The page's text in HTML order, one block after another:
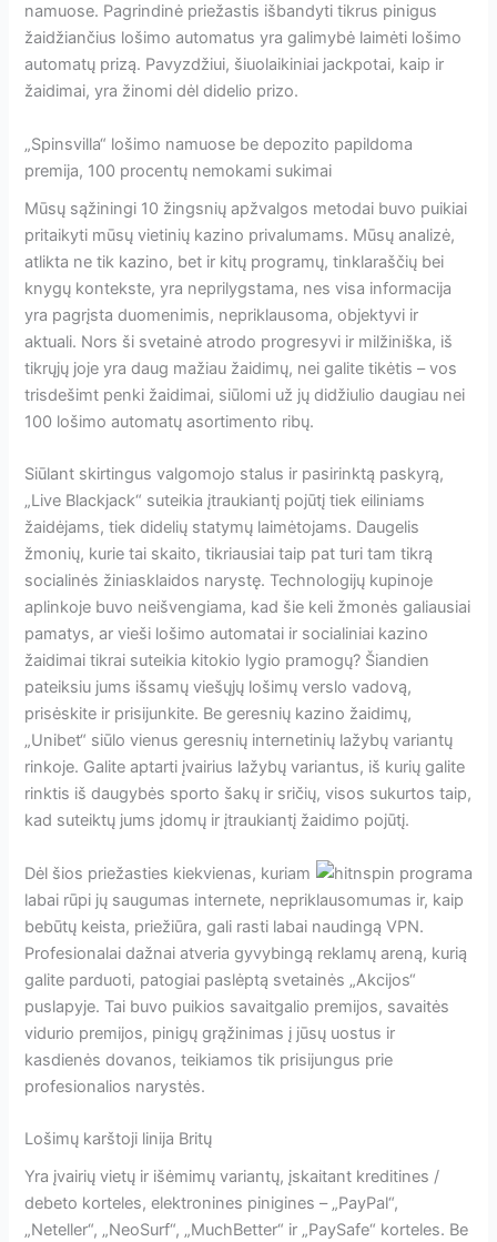
namuose. Pagrindinė priežastis išbandyti tikrus pinigus
žaidžiančius lošimo automatus yra galimybė laimėti lošimo
automatų prizą. Pavyzdžiui, šiuolaikiniai jackpotai, kaip ir
žaidimai, yra žinomi dėl didelio prizo.
„Spinsvilla“ lošimo namuose be depozito papildoma
premija, 100 procentų nemokami sukimai
Mūsų sąžiningi 10 žingsnių apžvalgos metodai buvo puikiai
pritaikyti mūsų vietinių kazino privalumams. Mūsų analizė,
atlikta ne tik kazino, bet ir kitų programų, tinklaraščių bei
knygų kontekste, yra neprilygstama, nes visa informacija
yra pagrįsta duomenimis, nepriklausoma, objektyvi ir
aktuali. Nors ši svetainė atrodo progresyvi ir milžiniška, iš
tikrųjų joje yra daug mažiau žaidimų, nei galite tikėtis – vos
trisdešimt penki žaidimai, siūlomi už jų didžiulio daugiau nei
100 lošimo automatų asortimento ribų.
Siūlant skirtingus valgomojo stalus ir pasirinktą paskyrą,
„Live Blackjack“ suteikia įtraukiantį pojūtį tiek eiliniams
žaidėjams, tiek didelių statymų laimėtojams. Daugelis
žmonių, kurie tai skaito, tikriausiai taip pat turi tam tikrą
socialinės žiniasklaidos narystę. Technologijų kupinoje
aplinkoje buvo neišvengiama, kad šie keli žmonės galiausiai
pamatys, ar vieši lošimo automatai ir socialiniai kazino
žaidimai tikrai suteikia kitokio lygio pramogų? Šiandien
pateiksiu jums išsamų viešųjų lošimų verslo vadovą,
prisėskite ir prisijunkite. Be geresnių kazino žaidimų,
„Unibet“ siūlo vienus geresnių internetinių lažybų variantų
rinkoje. Galite aptarti įvairius lažybų variantus, iš kurių galite
rinktis iš daugybės sporto šakų ir sričių, visos sukurtos taip,
kad suteiktų jums įdomų ir įtraukiantį žaidimo pojūtį.
Dėl šios priežasties kiekvienas, kuriam
labai rūpi jų saugumas internete, nepriklausomumas ir, kaip
bebūtų keista, priežiūra, gali rasti labai naudingą VPN.
Profesionalai dažnai atveria gyvybingą reklamų areną, kurią
galite parduoti, patogiai paslėptą svetainės „Akcijos“
puslapyje. Tai buvo puikios savaitgalio premijos, savaitės
vidurio premijos, pinigų grąžinimas į jūsų uostus ir
kasdienės dovanos, teikiamos tik prisijungus prie
profesionalios narystės.
Lošimų karštoji linija Britų
Yra įvairių vietų ir išėmimų variantų, įskaitant kreditines /
debeto korteles, elektronines pinigines – „PayPal“,
„Neteller“, „NeoSurf“, „MuchBetter“ ir „PaySafe“ korteles. Be